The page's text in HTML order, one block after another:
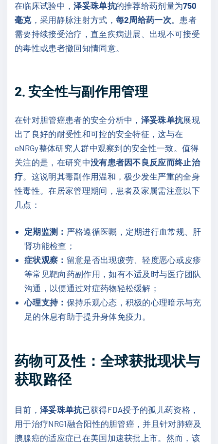
在临床试验中，泽妥珠单抗的推荐给药剂量为750
毫克，采用静脉注射方式， 每2周给药一次。患者
需要持续接受治疗，直至疾病进展、出现不可接受
的毒性或患者撤回知情同意。
2. 安全性与副作用管理
在针对胆管癌患者的安全分析中， 泽妥珠单抗展现
出了良好的耐受性和可控的安全特征，这与在
eNRGy整体研究人群中观察到的安全性一致。值得
关注的是，在研究中没有患者因不良反应而终止治
疗。这说明其毒副作用温和，极少发生严重的全身
性毒性。在居家管理期间，患者及家属需注意以下
几点：
定期监测： 严格遵循医嘱，定期进行血常规、肝
肾功能检查；
症状观察： 留意是否出现疲劳、轻度恶心或皮疹
等常见靶向药副作用，如有不适及时与医疗团队
沟通，以便通过对症药物轻松缓解；
心理支持： 保持乐观心态，积极的心理暗示与充
足的休息有助于提升身体免疫力。
药物可及性：全球获批现状与
获取路径
目前， 泽妥珠单抗已获得FDA授予的孤儿药资格，
用于治疗NRG1融合阳性的胆管癌，并且针对肺癌及
胰腺癌的适应症已在美国加速获批上市。然而，该